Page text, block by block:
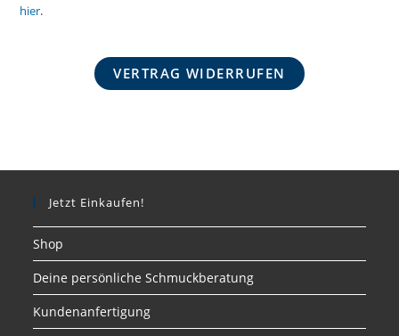
hier.
VERTRAG WIDERRUFEN
Jetzt Einkaufen!
Shop
Deine persönliche Schmuckberatung
Kundenanfertigung